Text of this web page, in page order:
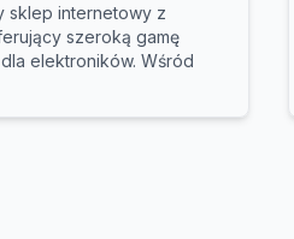
sklep internetowy z
szeroką gamę
elektroników. Wśród